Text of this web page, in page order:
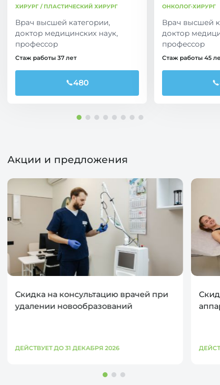
ХИРУРГ / ПЛАСТИЧЕСКИЙ ХИРУРГ
Врач высшей категории,
доктор медицинских наук,
профессор
Стаж работы 37 лет
480
ОНКОЛОГ-ХИРУРГ
Врач высшей
доктор
профессор
Стаж работы 45
Акции и предложения
Скидка на консультацию врачей при
удалении новообразований
ДЕЙСТВУЕТ ДО 31 ДЕКАБРЯ 2026